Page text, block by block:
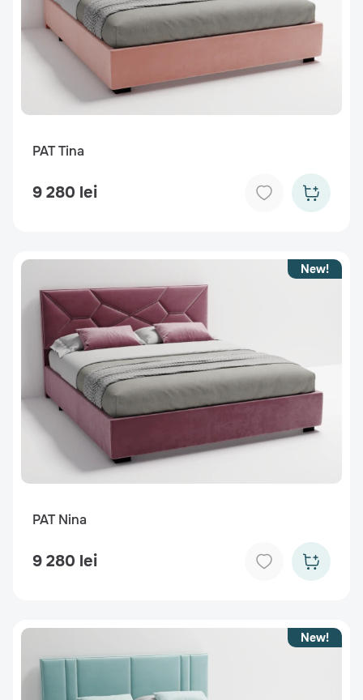
PAT Tina
9 280 lei
New!
PAT Nina
9 280 lei
New!